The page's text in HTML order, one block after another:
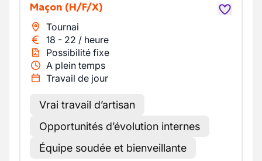
Maçon (H/F/X)
Tournai
18 - 22 / heure
Possibilité fixe
A plein temps
Travail de jour
Vrai travail d’artisan
Opportunités d’évolution internes
Équipe soudée et bienveillante